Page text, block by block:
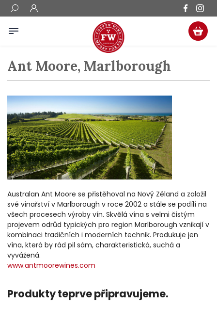
Ant Moore, Marlborough
Australan Ant Moore se přistěhoval na Nový Zéland a založil
své vinařství v Marlborough v roce 2002 a stále se podílí na
všech procesech výroby vín. Skvělá vína s velmi čistým
projevem odrůd typických pro region Marlborough vznikají v
kombinaci tradičních i moderních technik. Produkuje jen
vína, která by rád pil sám, charakteristická, suchá a
vyvážená.
www.antmoorewines.com
Produkty teprve připravujeme.